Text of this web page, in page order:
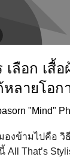
ลือก เสื้อ
ลายโอก
"Mind"
งข้ามไปคือ วิธี
All That’s